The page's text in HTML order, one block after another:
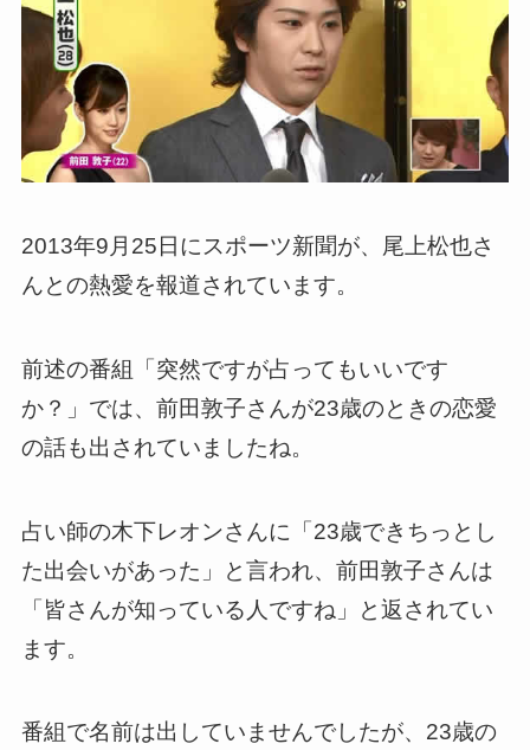
2013年9月25日にスポーツ新聞が、尾上松也さ
んとの熱愛を報道されています。
前述の番組「突然ですが占ってもいいです
か？」では、前田敦子さんが23歳のときの恋愛
の話も出されていましたね。
占い師の木下レオンさんに「23歳できちっとし
た出会いがあった」と言われ、前田敦子さんは
「皆さんが知っている人ですね」と返されてい
ます。
番組で名前は出していませんでしたが、23歳の